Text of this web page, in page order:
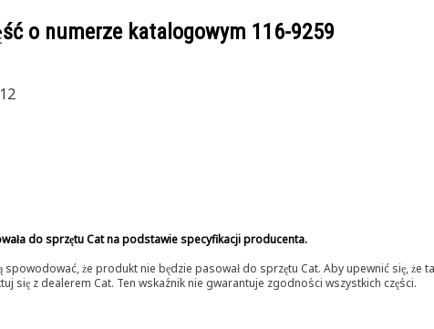
o numerze katalogowym 116-9259
do sprzętu Cat na podstawie specyfikacji producenta.
że produkt nie będzie pasował do sprzętu Cat. Aby upewnić się, że
się z dealerem Cat. Ten wskaźnik nie gwarantuje zgodności wszystkich części.